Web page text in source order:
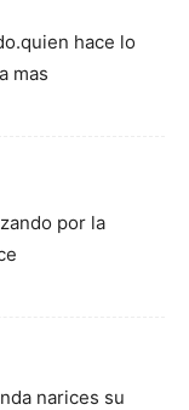
hace lo
mas
por la
narices su